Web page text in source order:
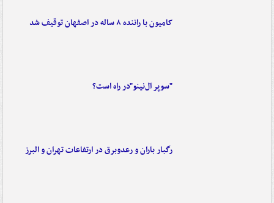
کامیون با راننده ۸ ساله در اصفهان توقیف شد
"سوپر ال‌نینو"در راه است؟
رگبار باران و رعدوبرق در ارتفاعات تهران و البرز